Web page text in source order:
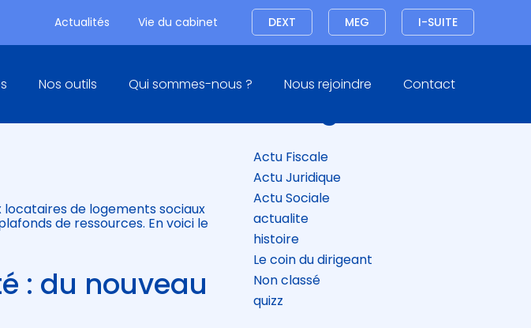
Actualités Vie du cabinet Connexion I-SUITE
MEG
DEXT
Nos outils Qui sommes-nous ? Nous rejoindre Contact
: NOUVELLE
de logements sociaux
de ressources. En voici le
: du nouveau
Blog
Actu Fiscale
Actu Juridique
Actu Sociale
actualite
histoire
Le coin du dirigeant
Non classé
quizz